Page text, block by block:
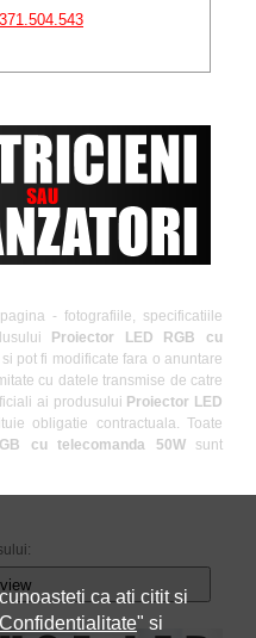
- fotografiile, specificatiile
Proiector LED RGB cu
pot fi modificate fara o anuntare
cu datele transmise de catre
ai produsului Proiector LED
obligatie contractuala. Toate
cu telecomanda 50W sunt
ca ati citit si
" si